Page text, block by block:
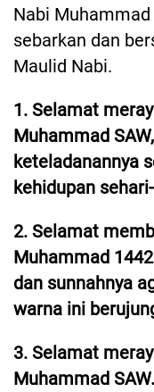
Nabi
sebarkan dan
Maulid Nabi.
1. Selamat
Muhammad
keteladanannya
kehidupan
2. Selamat
Muhammad
dan sunnahnya
warna ini
3. Selamat
Muhammad